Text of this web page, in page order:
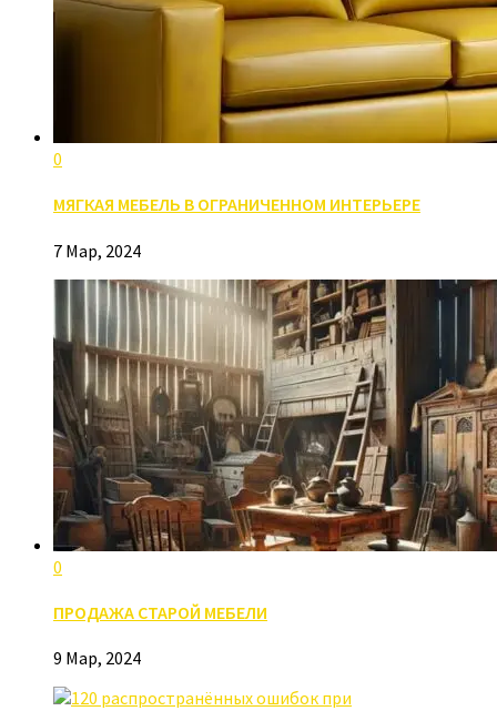
0
МЯГКАЯ МЕБЕЛЬ В ОГРАНИЧЕННОМ ИНТЕРЬЕРЕ
7 Мар, 2024
0
ПРОДАЖА СТАРОЙ МЕБЕЛИ
9 Мар, 2024